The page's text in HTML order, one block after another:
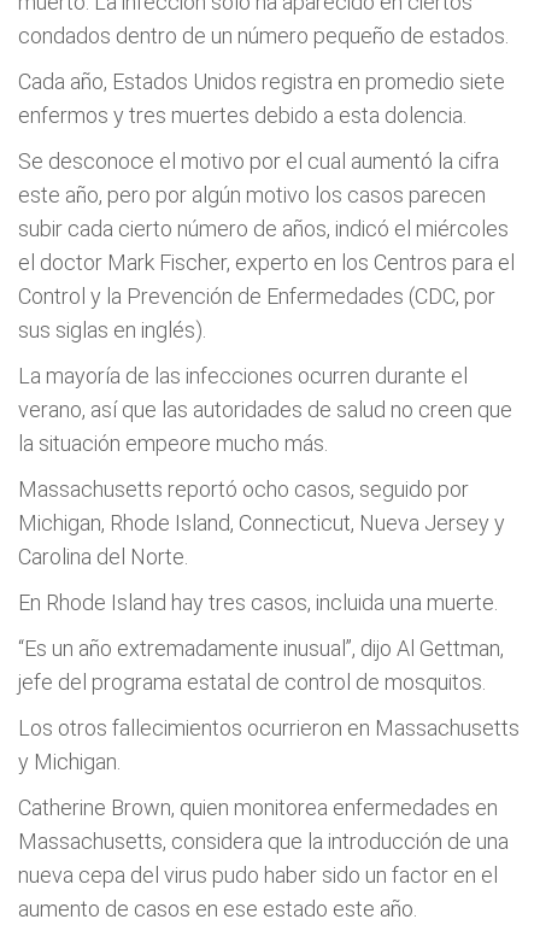
condados dentro de un número pequeño de estados.
Cada año, Estados Unidos registra en promedio siete
enfermos y tres muertes debido a esta dolencia.
Se desconoce el motivo por el cual aumentó la cifra
este año, pero por algún motivo los casos parecen
subir cada cierto número de años, indicó el miércoles
el doctor Mark Fischer, experto en los Centros para el
Control y la Prevención de Enfermedades (CDC, por
sus siglas en inglés).
La mayoría de las infecciones ocurren durante el
verano, así que las autoridades de salud no creen que
la situación empeore mucho más.
Massachusetts reportó ocho casos, seguido por
Michigan, Rhode Island, Connecticut, Nueva Jersey y
Carolina del Norte.
En Rhode Island hay tres casos, incluida una muerte.
“Es un año extremadamente inusual”, dijo Al Gettman,
jefe del programa estatal de control de mosquitos.
Los otros fallecimientos ocurrieron en Massachusetts
y Michigan.
Catherine Brown, quien monitorea enfermedades en
Massachusetts, considera que la introducción de una
nueva cepa del virus pudo haber sido un factor en el
aumento de casos en ese estado este año.